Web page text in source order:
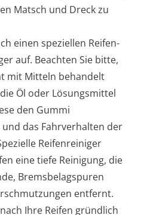
Matsch und Dreck zu
einen speziellen Reifen-
auf. Beachten Sie bitte,
mit Mitteln behandelt
Öl oder Lösungsmittel
den Gummi
das Fahrverhalten der
Reifenreiniger
eine tiefe Reinigung, die
Bremsbelagspuren
entfernt.
Ihre Reifen gründlich